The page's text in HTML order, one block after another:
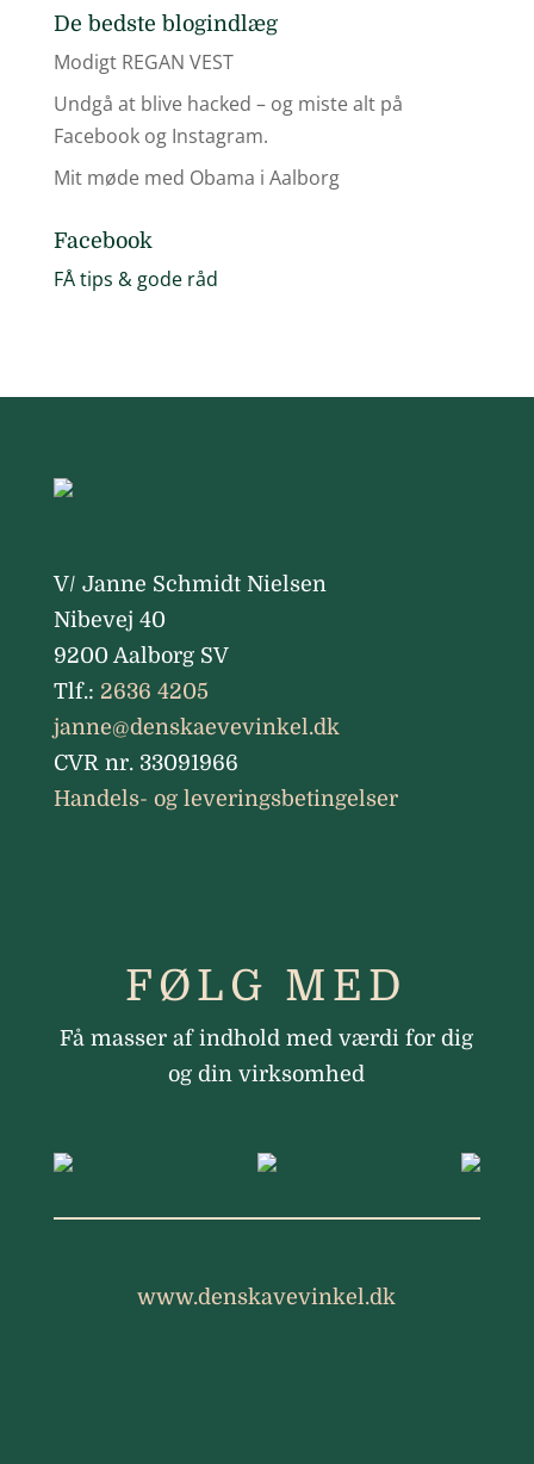
De bedste blogindlæg
Modigt REGAN VEST
Undgå at blive hacked – og miste alt på
Facebook og Instagram.
Mit møde med Obama i Aalborg
Facebook
FÅ tips & gode råd
V/ Janne Schmidt Nielsen
Nibevej 40
9200 Aalborg SV
Tlf.: 2636 4205
janne@denskaevevinkel.dk
CVR nr. 33091966
Handels- og leveringsbetingelser
FØLG MED
Få masser af indhold med værdi for dig
og din virksomhed
www.denskavevinkel.dk